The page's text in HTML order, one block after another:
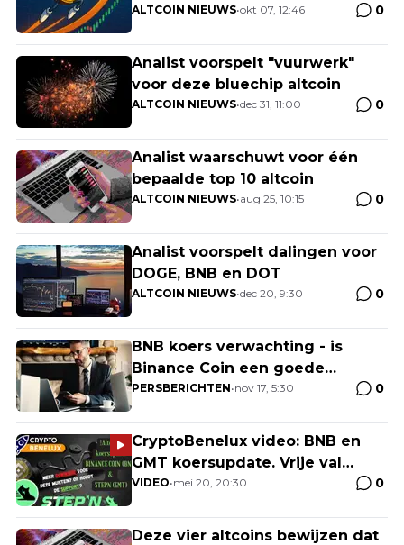
golf aan shortliquidaties
ALTCOIN NIEUWS•okt 07, 12:46 0
Analist voorspelt "vuurwerk"
voor deze bluechip altcoin
ALTCOIN NIEUWS•dec 31, 11:00 0
Analist waarschuwt voor één
bepaalde top 10 altcoin
ALTCOIN NIEUWS•aug 25, 10:15 0
Analist voorspelt dalingen voor
DOGE, BNB en DOT
ALTCOIN NIEUWS•dec 20, 9:30 0
BNB koers verwachting - is
Binance Coin een goede
investering na de crash?
deze 3 goedkope crypto's met
potentie
PERSBERICHTEN•nov 17, 5:30 0
CryptoBenelux video: BNB en
GMT koersupdate. Vrije val
voorbij?
VIDEO•mei 20, 20:30 0
Deze vier altcoins bewijzen dat